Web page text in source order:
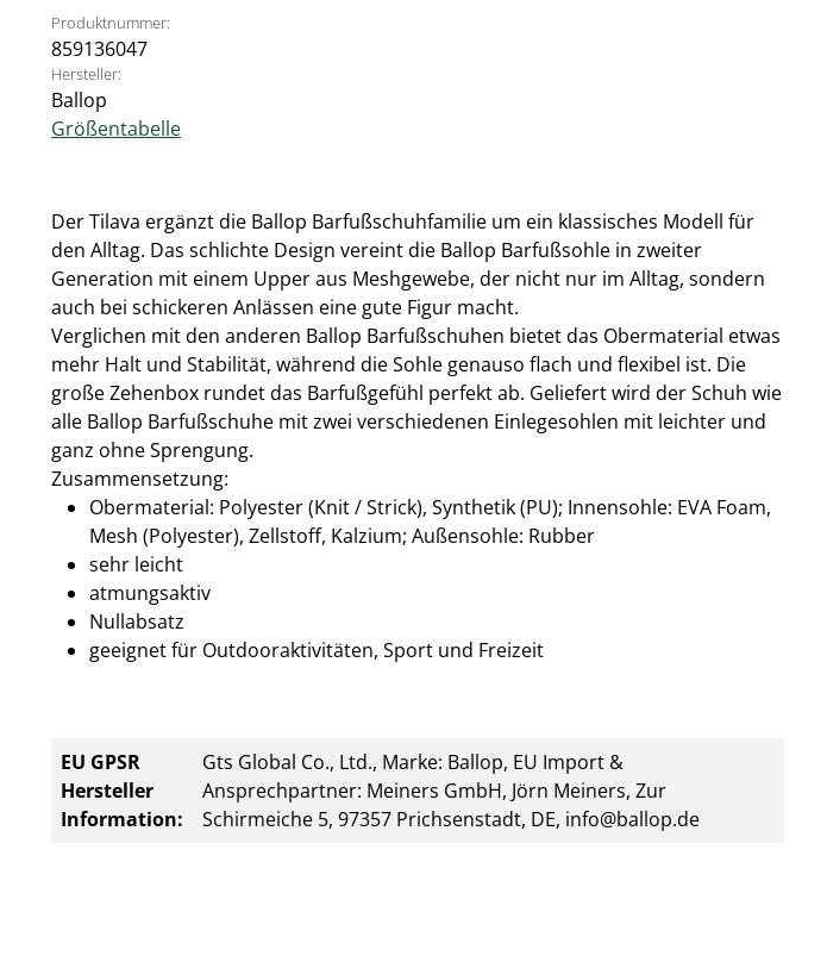
Produktnummer:
859136047
Hersteller:
Ballop
Größentabelle
Der Tilava ergänzt die Ballop Barfußschuhfamilie um ein klassisches Modell für
den Alltag. Das schlichte Design vereint die Ballop Barfußsohle in zweiter
Generation mit einem Upper aus Meshgewebe, der nicht nur im Alltag, sondern
auch bei schickeren Anlässen eine gute Figur macht.
Verglichen mit den anderen Ballop Barfußschuhen bietet das Obermaterial etwas
mehr Halt und Stabilität, während die Sohle genauso flach und flexibel ist. Die
große Zehenbox rundet das Barfußgefühl perfekt ab. Geliefert wird der Schuh wie
alle Ballop Barfußschuhe mit zwei verschiedenen Einlegesohlen mit leichter und
ganz ohne Sprengung.
Zusammensetzung:
Obermaterial: Polyester (Knit / Strick), Synthetik (PU); Innensohle: EVA Foam,
Mesh (Polyester), Zellstoff, Kalzium; Außensohle: Rubber
sehr leicht
atmungsaktiv
Nullabsatz
geeignet für Outdooraktivitäten, Sport und Freizeit
EU GPSR
Hersteller
Information:
Gts Global Co., Ltd., Marke: Ballop, EU Import &
Ansprechpartner: Meiners GmbH, Jörn Meiners, Zur
Schirmeiche 5, 97357 Prichsenstadt, DE, info@ballop.de